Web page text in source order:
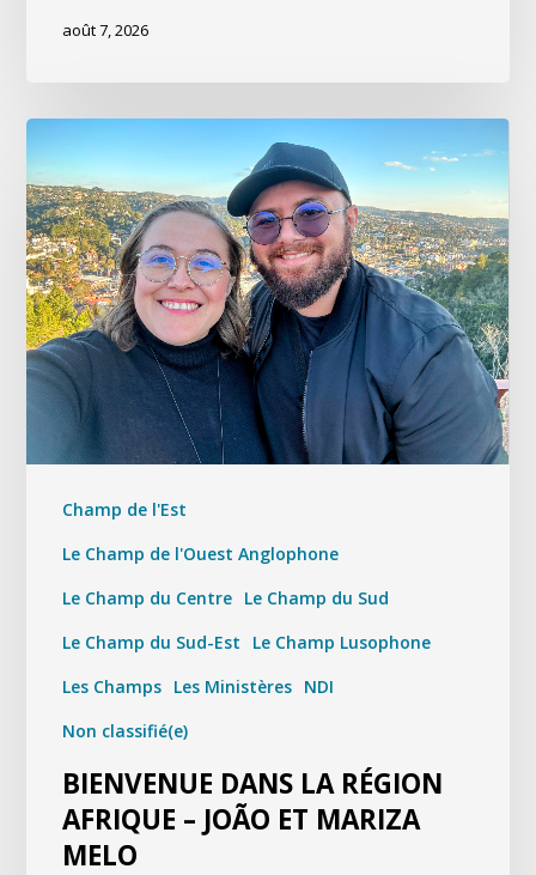
août 7, 2026
Champ de l'Est
Le Champ de l'Ouest Anglophone
Le Champ du Centre Le Champ du Sud
Le Champ du Sud-Est
Le Champ Lusophone
Les Champs Les Ministères NDI
Non classifié(e)
BIENVENUE DANS LA RÉGION
AFRIQUE – JOÃO ET MARIZA
MELO